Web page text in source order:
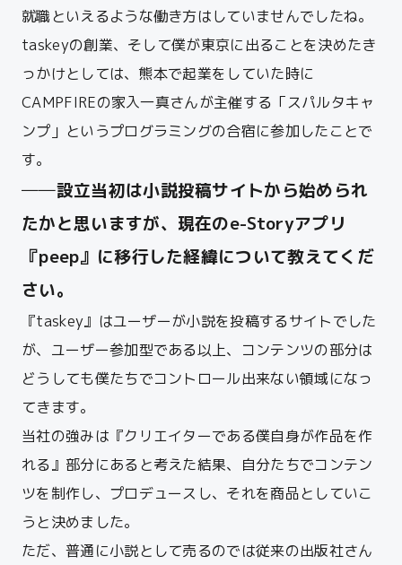
就職といえるような働き方はしていませんでしたね。
taskeyの創業、そして僕が東京に出ることを決めたき
っかけとしては、熊本で起業をしていた時に
CAMPFIREの家入一真さんが主催する「スパルタキャ
ンプ」というプログラミングの合宿に参加したことで
す。
──設立当初は小説投稿サイトから始められ
たかと思いますが、現在のe-Storyアプリ
『peep』に移行した経緯について教えてくだ
さい。
『taskey』はユーザーが小説を投稿するサイトでした
が、ユーザー参加型である以上、コンテンツの部分は
どうしても僕たちでコントロール出来ない領域になっ
てきます。
当社の強みは『クリエイターである僕自身が作品を作
れる』部分にあると考えた結果、自分たちでコンテン
ツを制作し、プロデュースし、それを商品としていこ
うと決めました。
ただ、普通に小説として売るのでは従来の出版社さん